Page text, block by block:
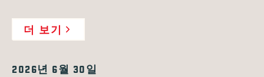
더 보기
2026년 6월 30일